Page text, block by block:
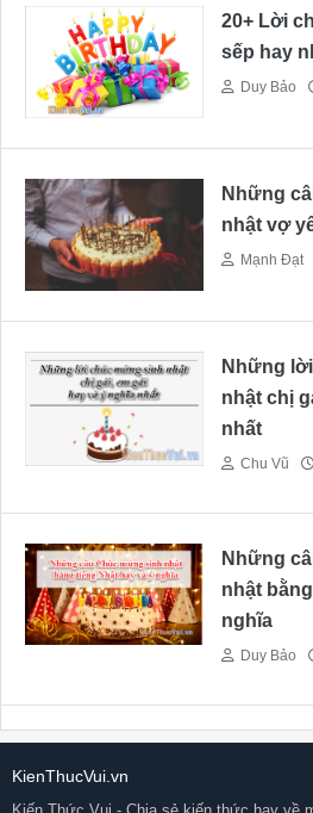
20+ Lời
sếp hay
Duy Bảo
Những
nhật vợ
Mạnh Đạt
Những
nhật chị
nhất
Chu Vũ
Những
nhật
nghĩa
Duy Bảo
KienThucVui.vn